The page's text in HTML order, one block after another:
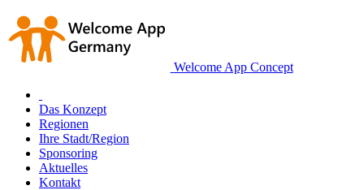
Welcome App Concept
Das Konzept
Regionen
Ihre Stadt/Region
Sponsoring
Aktuelles
Kontakt